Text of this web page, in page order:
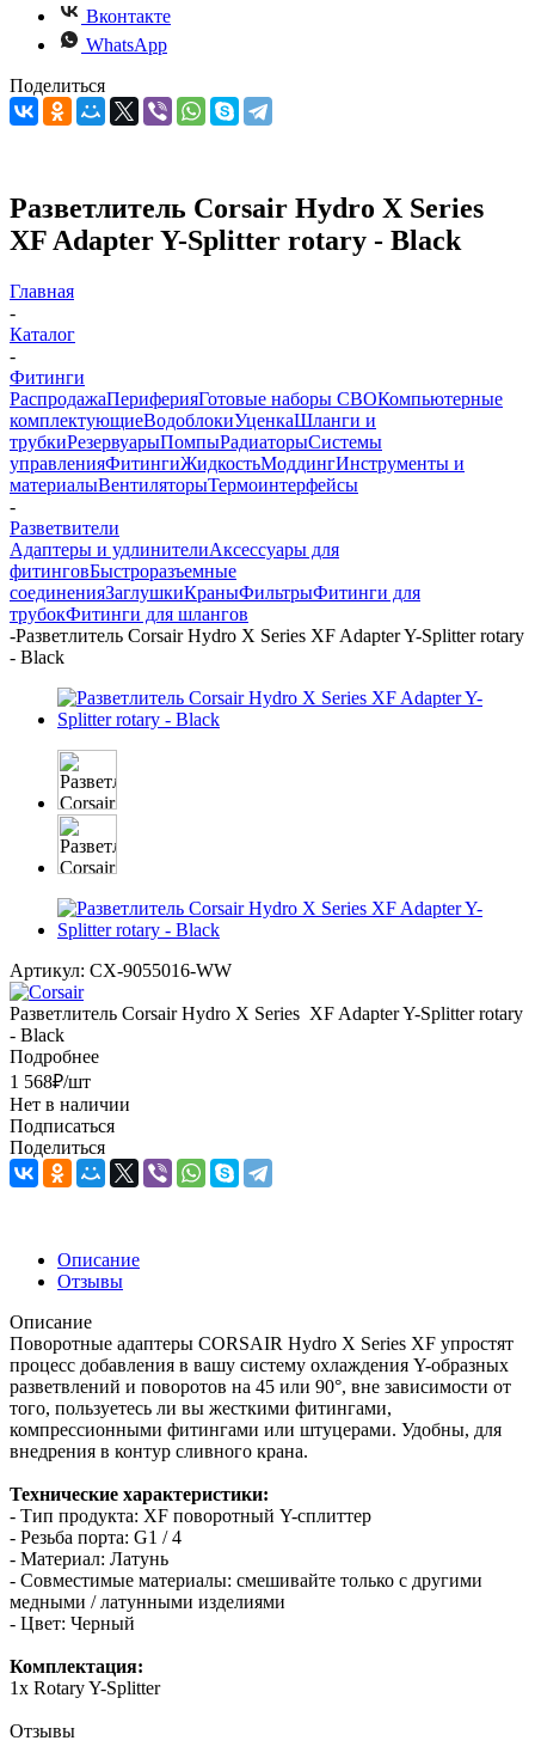
Вконтакте
WhatsApp
Поделиться
Разветлитель Corsair Hydro X Series
XF Adapter Y-Splitter rotary - Black
Главная
-
Каталог
-
Фитинги
РаспродажаПериферияГотовые наборы СВОКомпьютерные
комплектующиеВодоблокиУценкаШланги и
трубкиРезервуарыПомпыРадиаторыСистемы
управленияФитингиЖидкостьМоддингИнструменты и
материалыВентиляторыТермоинтерфейсы
-
Разветвители
Адаптеры и удлинителиАксессуары для
фитинговБыстроразъемные
соединенияЗаглушкиКраныФильтрыФитинги для
трубокФитинги для шлангов
-Разветлитель Corsair Hydro X Series XF Adapter Y-Splitter rotary
- Black
Артикул: CX-9055016-WW
Разветлитель Corsair Hydro X Series XF Adapter Y-Splitter rotary
- Black
Подробнее
1 568₽/шт
Нет в наличии
Подписаться
Поделиться
Описание
Отзывы
Описание
Поворотные адаптеры CORSAIR Hydro X Series XF упростят
процесс добавления в вашу систему охлаждения Y-образных
разветвлений и поворотов на 45 или 90°, вне зависимости от
того, пользуетесь ли вы жесткими фитингами,
компрессионными фитингами или штуцерами. Удобны, для
внедрения в контур сливного крана.
Технические характеристики:
- Тип продукта: XF поворотный Y-сплиттер
- Резьба порта: G1 / 4
- Материал: Латунь
- Совместимые материалы: смешивайте только с другими
медными / латунными изделиями
- Цвет: Черный
Комплектация:
1х Rotary Y-Splitter
Отзывы